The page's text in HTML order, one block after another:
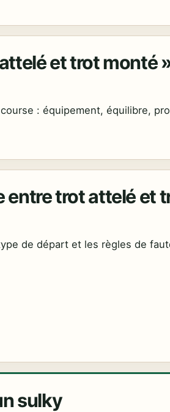
et trot monté
: équipement, équilibre,
entre trot attelé et
de départ et les règles de
sulky